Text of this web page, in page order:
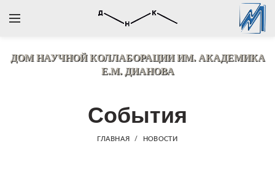
ДОМ НАУЧНОЙ КОЛЛАБОРАЦИИИМ. АКАДЕМИКА
Е.М. ДИАНОВА
События
ГЛАВНАЯ НОВОСТИ